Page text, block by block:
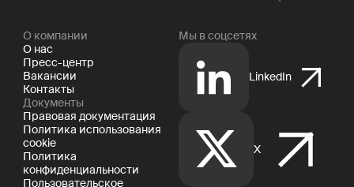
О компании
О нас
Пресс-центр
Вакансии
Контакты
Документы
Правовая документация
Политика использования
cookie
Политика
конфиденциальности
Пользовательское
Мы в соцсетях
LinkedIn
X